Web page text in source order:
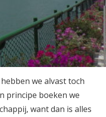
we alvast toch
principe boeken we
want dan is alles